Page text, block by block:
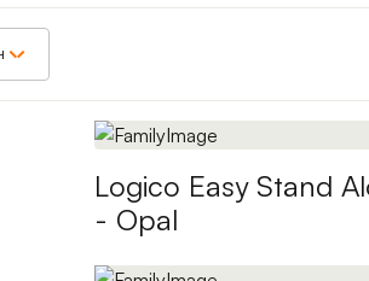
Logico Easy Stand
- Opal